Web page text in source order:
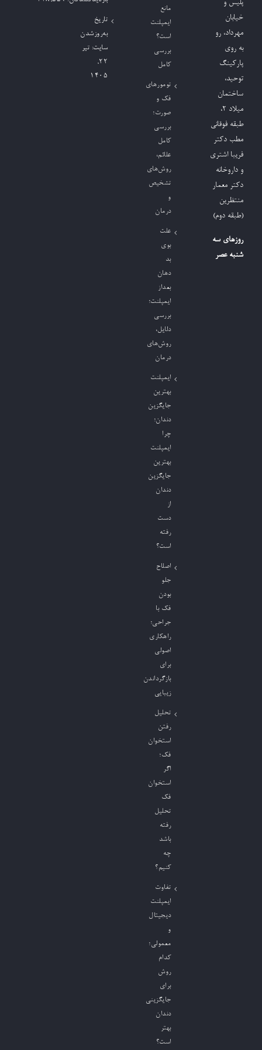
پلیس و
خیابان
مهرداد، رو
به روی
پارکینگ
توحید،
ساختمان
میلاد ٢،
طبقه فوقانی
مطب دکتر
فریبا اشتری
و داروخانه
دکتر معمار
منتظرین
(طبقه دوم)
روزهای سه
شنبه عصر
مانع
ایمپلنت
است؟
بررسی
کامل
تومورهای
فک و
صورت؛
بررسی
کامل
علائم،
روش‌های
تشخیص
و
درمان
علت
بوی
بد
دهان
بعداز
ایمپلنت؛
بررسی
دلایل،
روش‌های
درمان
ایمپلنت
بهترین
جایگزین
دندان؛
چرا
ایمپلنت
بهترین
جایگزین
دندان
از
دست
رفته
است؟
اصلاح
جلو
بودن
فک با
جراحی؛
راهکاری
اصولی
برای
بازگرداندن
زیبایی
تحلیل
رفتن
استخوان
فک؛
اگر
استخوان
فک
تحلیل
رفته
باشد
چه
کنیم؟
تفاوت
ایمپلنت
دیجیتال
و
معمولی؛
کدام
روش
برای
جایگزینی
دندان
بهتر
است؟
تاریخ
به‌روزشدن
سایت: تیر
۲۲,
۱۴۰۵